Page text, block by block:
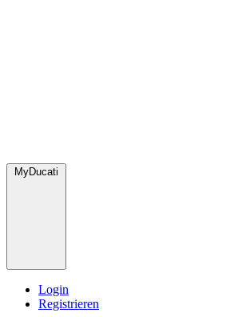
MyDucati
Login
Registrieren